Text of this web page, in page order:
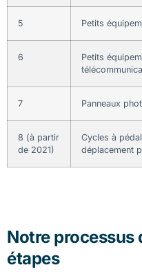
5 Petits
6
Petits
7 Panneaux
8 (à partir
de 2021)
Cycles à
déplacement
Notre processus
étapes